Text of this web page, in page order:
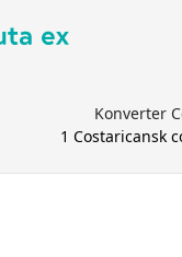
Konverter
1 Costaricansk